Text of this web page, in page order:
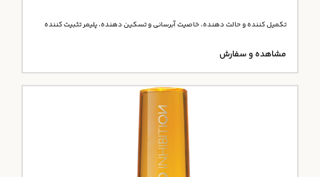
تکمیل کننده و حالت دهنده، خاصیت آبرسانی و تسکین دهنده، پلیمر تثبیت کننده
مشاهده و سفارش